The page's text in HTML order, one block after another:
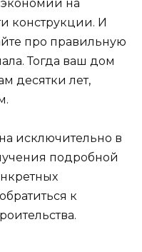
экономии на
конструкции. И
про правильную
Тогда ваш дом
десятки лет,
исключительно в
подробной
к